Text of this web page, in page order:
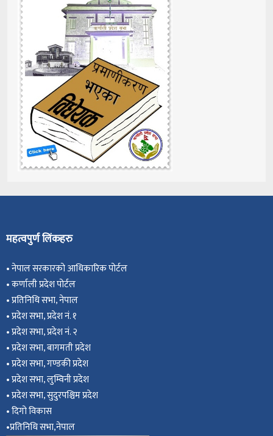
महत्वपुर्ण लिंकहरु
•नेपाल सरकारको आधिकारिक पोर्टल
•कर्णाली प्रदेश पोर्टल
•प्रतिनिधि सभा, नेपाल
•प्रदेश सभा, प्रदेश नं. १
•प्रदेश सभा, प्रदेश नं. २
•प्रदेश सभा, बागमती प्रदेश
•प्रदेश सभा, गण्डकी प्रदेश
•प्रदेश सभा, लुम्विनी प्रदेश
•प्रदेश सभा, सुदुरपश्चिम प्रदेश
•दिगो विकास
•प्रतिनिधि सभा,नेपाल